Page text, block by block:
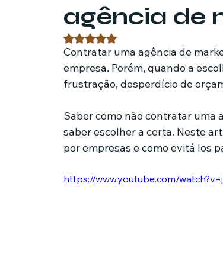
Economia Investimentos
Estratégias de marketing Filmes e séries
agência de
Avaliado com NaN de 5 estrelas.
Contratar uma agência de
empresa. Porém, quando a
frustração, desperdício de
Saber como não contratar
saber escolher a certa. Neste
por empresas e como evitá los
https://www.youtube.com/